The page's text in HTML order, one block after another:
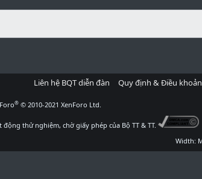
Liên hệ BQT diễn đàn Quy định & Điều khoản
® © 2010-2021 XenForo Ltd.
thử nghiệm, chờ giấy phép của Bộ TT & TT.
Width